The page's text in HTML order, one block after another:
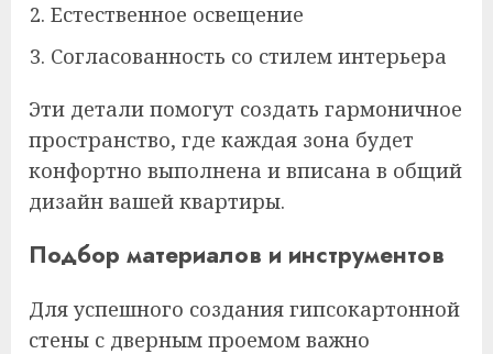
Естественное освещение
Согласованность со стилем интерьера
Эти детали помогут создать гармоничное
пространство, где каждая зона будет
конфортно выполнена и вписана в общий
дизайн вашей квартиры.
Подбор материалов и инструментов
Для успешного создания гипсокартонной
стены с дверным проемом важно